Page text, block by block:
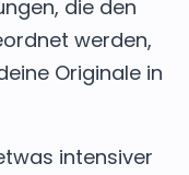
die den
werden,
Originale in
intensiver